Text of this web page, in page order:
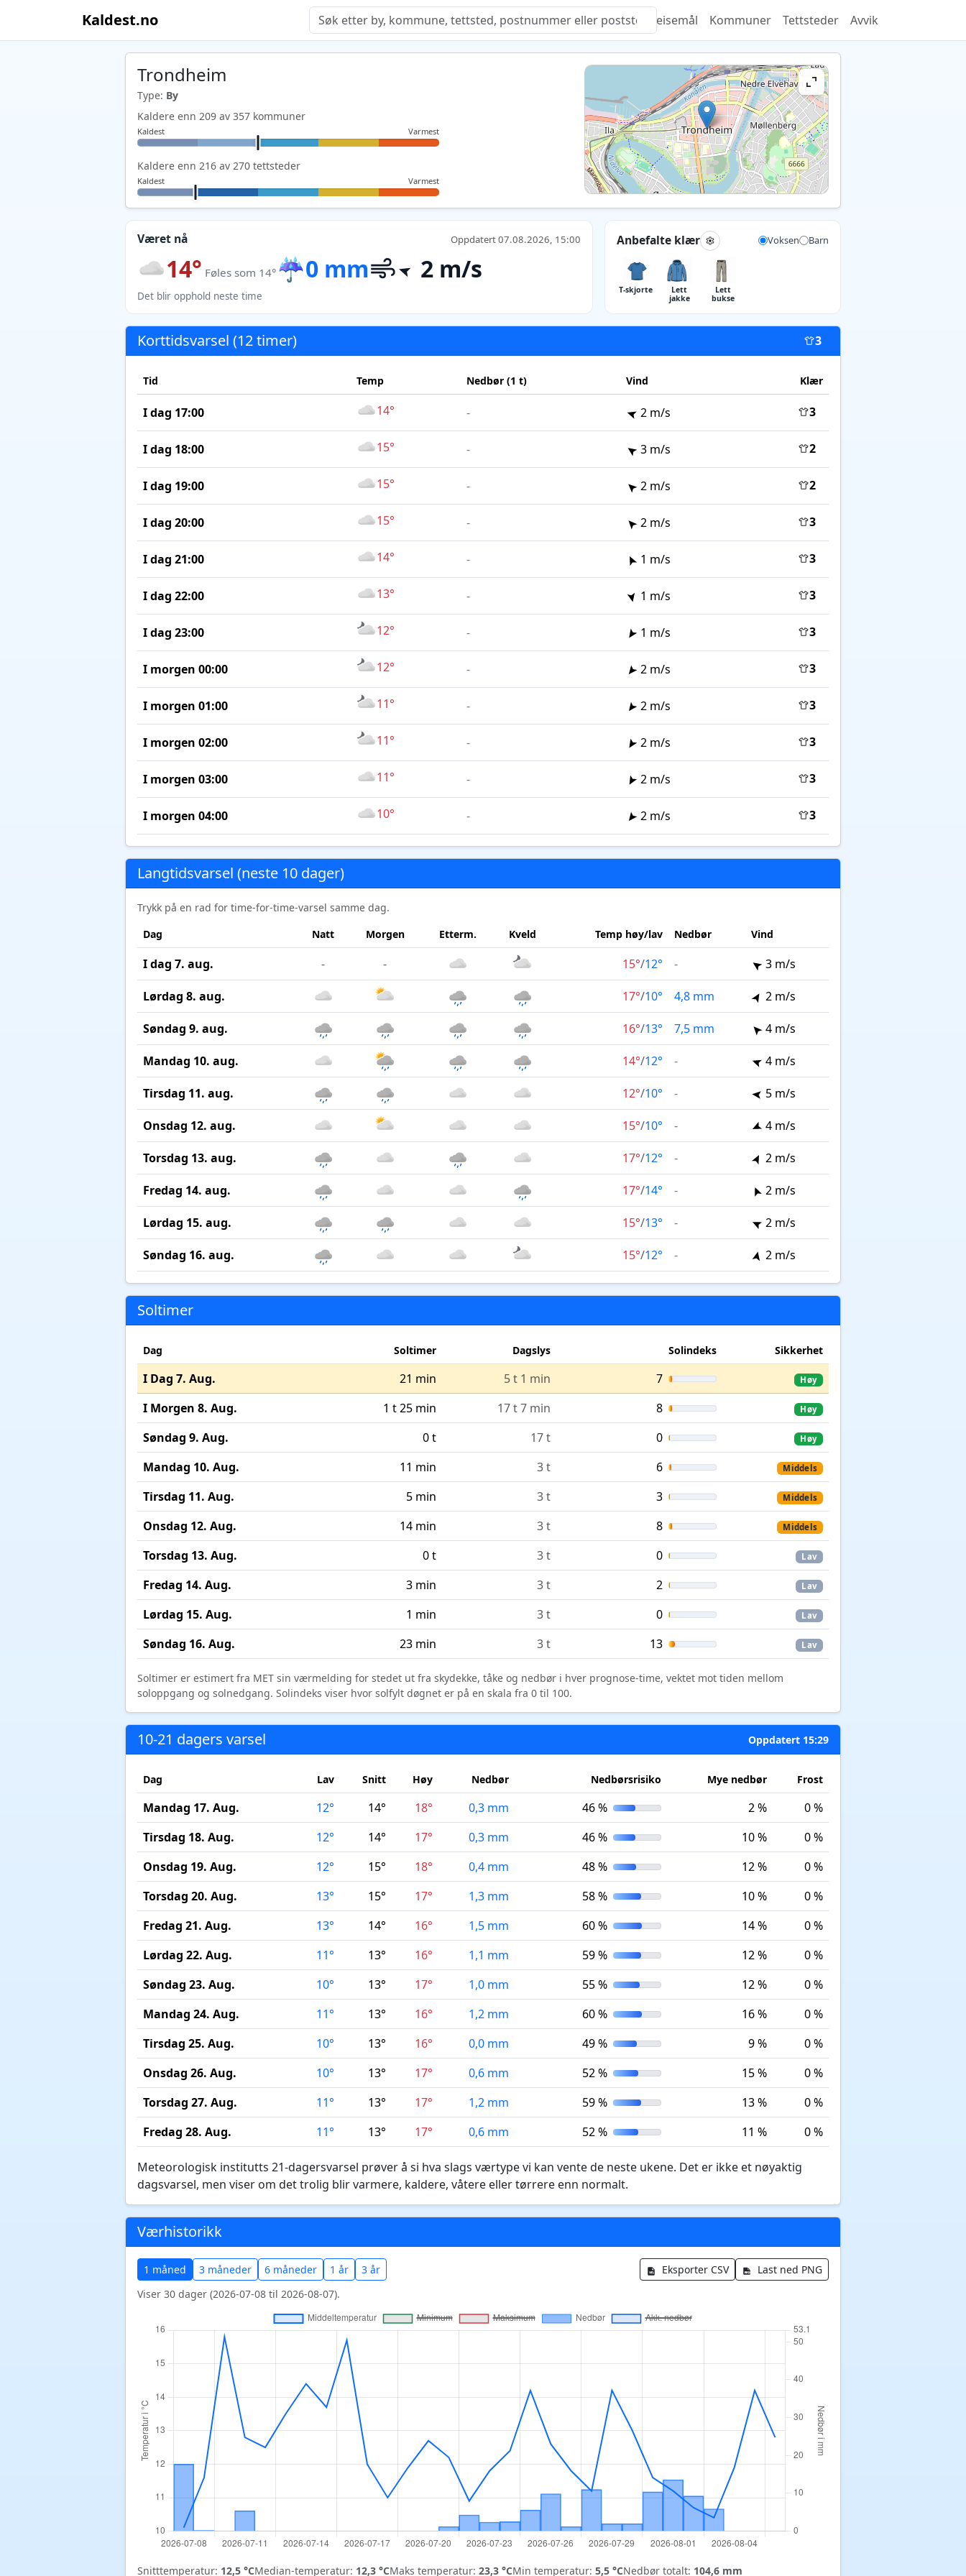
Kaldest.no Quiz Reisemål Kommuner Tettsteder Avvik
Trondheim
Type: By
Kaldere enn 209 av 357 kommuner
Kaldest Varmest
Kaldere enn 216 av 270 tettsteder
Kaldest Varmest
Været nå Oppdatert 07.08.2026, 15:00
14° Føles som 14° ☔0 mm 2 m/s
Det blir opphold neste time
Anbefalte klær Voksen Barn
T-skjorte
Lett
jakke
Lett
bukse
Korttidsvarsel (12 timer) 3
Tid Temp Nedbør (1 t) Vind Klær
I dag 17:00 14° - 2 m/s 3
I dag 18:00 15° - 3 m/s 2
I dag 19:00 15° - 2 m/s 2
I dag 20:00 15° - 2 m/s 3
I dag 21:00 14° - 1 m/s 3
I dag 22:00 13° - 1 m/s 3
I dag 23:00 12° - 1 m/s 3
I morgen 00:00 12° - 2 m/s 3
I morgen 01:00 11° - 2 m/s 3
I morgen 02:00 11° - 2 m/s 3
I morgen 03:00 11° - 2 m/s 3
I morgen 04:00 10° - 2 m/s 3
Langtidsvarsel (neste 10 dager)
Trykk på en rad for time-for-time-varsel samme dag.
Dag
Natt Morgen Etterm. Kveld Temp høy/lav Nedbør Vind
I dag 7. aug. - - 15°/12° - 3 m/s
Lørdag 8. aug. 17°/10° 4,8 mm 2 m/s
Søndag 9. aug. 16°/13° 7,5 mm 4 m/s
Mandag 10. aug. 14°/12° - 4 m/s
Tirsdag 11. aug. 12°/10° - 5 m/s
Onsdag 12. aug. 15°/10° - 4 m/s
Torsdag 13. aug. 17°/12° - 2 m/s
Fredag 14. aug. 17°/14° - 2 m/s
Lørdag 15. aug. 15°/13° - 2 m/s
Søndag 16. aug. 15°/12° - 2 m/s
Soltimer
Dag Soltimer Dagslys Solindeks Sikkerhet
I Dag 7. Aug. 21 min 5 t 1 min 7 Høy
I Morgen 8. Aug. 1 t 25 min 17 t 7 min 8 Høy
Søndag 9. Aug. 0 t 17 t 0 Høy
Mandag 10. Aug. 11 min 3 t 6 Middels
Tirsdag 11. Aug. 5 min 3 t 3 Middels
Onsdag 12. Aug. 14 min 3 t 8 Middels
Torsdag 13. Aug. 0 t 3 t 0 Lav
Fredag 14. Aug. 3 min 3 t 2 Lav
Lørdag 15. Aug. 1 min 3 t 0 Lav
Søndag 16. Aug. 23 min 3 t 13 Lav
Soltimer er estimert fra MET sin værmelding for stedet ut fra skydekke, tåke og nedbør i hver prognose-time, vektet mot tiden mellom
soloppgang og solnedgang. Solindeks viser hvor solfylt døgnet er på en skala fra 0 til 100.
10-21 dagers varsel Oppdatert 15:29
Dag Lav Snitt Høy Nedbør Nedbørsrisiko Mye nedbør Frost
Mandag 17. Aug. 12° 14° 18° 0,3 mm 46 % 2 %
0 %
Tirsdag 18. Aug.
12° 14° 17° 0,3 mm 46 % 10 %
0 %
Onsdag 19. Aug.
12° 15° 18° 0,4 mm 48 % 12 %
0 %
Torsdag 20. Aug.
13° 15° 17° 1,3 mm 58 % 10 %
0 %
Fredag 21. Aug.
13° 14° 16° 1,5 mm 60 % 14 %
0 %
Lørdag 22. Aug.
11° 13° 16° 1,1 mm 59 % 12 %
0 %
Søndag 23. Aug.
10° 13° 17° 1,0 mm 55 % 12 %
0 %
Mandag 24. Aug.
11° 13° 16° 1,2 mm 60 % 16 %
0 %
Tirsdag 25. Aug.
10° 13° 16° 0,0 mm 49 % 9 %
0 %
Onsdag 26. Aug.
10° 13° 17° 0,6 mm 52 % 15 %
0 %
Torsdag 27. Aug.
11° 13° 17° 1,2 mm 59 % 13 %
0 %
Fredag 28. Aug.
11° 13° 17° 0,6 mm 52 % 11 % 0 %
Meteorologisk institutts 21-dagersvarsel prøver å si hva slags værtype vi kan vente de neste ukene. Det er ikke et nøyaktig
dagsvarsel, men viser om det trolig blir varmere, kaldere, våtere eller tørrere enn normalt.
Værhistorikk
1 måned 3 måneder 6 måneder 1 år 3 år Eksporter CSV
Last ned PNG
Viser 30 dager (2026-07-08 til 2026-08-07).
Snitttemperatur: 12,5 °CMedian-temperatur: 12,3 °CMaks temperatur: 23,3 °CMin temperatur: 5,5 °CNedbør totalt: 104,6 mm